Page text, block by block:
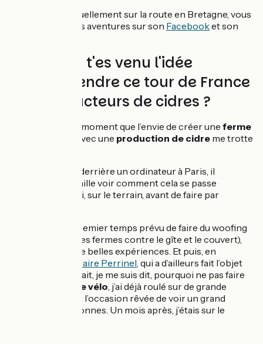
Matthieu est actuellement sur la route en Bretagne, vous
pouvez suivre ses aventures sur son Facebooket son
Comment t'es venu l'idée
d'entreprendre ce tour de France
des producteurs de cidres ?
Cela fait un petit moment que l’envie de créer une ferme
avec une production de cidre me trotte
Travaillant derrière un ordinateur à Paris, il
fallait que j’aille voir comment cela se passe
pour de vrai, sur le terrain, avant de faire par
J’avais dans un premier temps prévu de faire du woofing
(travailler dans des fermes contre le gîte et le couvert),
ce qui fait aussi de belles expériences. Et puis, en
avec Claire Perrinel, qui a d’ailleurs fait l’objet
d’un de vos portrait, je me suis dit, pourquoi ne pas faire
J’adore le vélo, j’ai déjà roulé sur de grande
distances et c’est l’occasion rêvée de voir un grand
nombre de personnes. Un mois après, j’étais sur le